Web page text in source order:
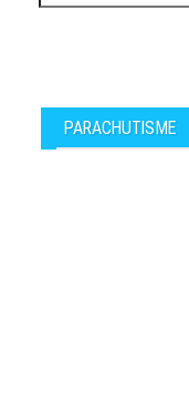
PARACHUTISME